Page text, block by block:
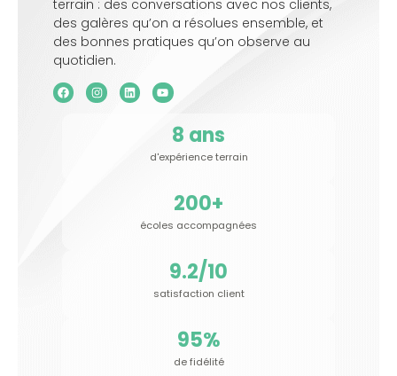
terrain : des conversations avec nos clients,
des galères qu’on a résolues ensemble, et
des bonnes pratiques qu’on observe au
quotidien.
d'expérience terrain
8 ans
écoles accompagnées
200+
satisfaction client
9.2/10
de fidélité
95%